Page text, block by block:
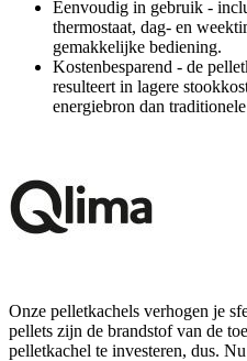
Eenvoudig in gebruik -
thermostaat, dag- en
gemakkelijke bediening.
Kostenbesparend - de
resulteert in lagere
energiebron dan
Onze pelletkachels verhogen je
pellets zijn de brandstof van de
pelletkachel te investeren, dus.